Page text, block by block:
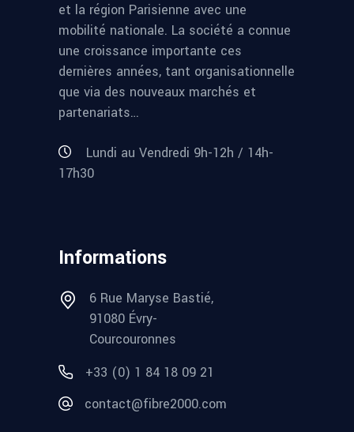
et la région Parisienne avec une
mobilité nationale. La société a connue
une croissance importante ces
dernières années, tant organisationnelle
que via des nouveaux marchés et
partenariats…
Lundi au Vendredi 9h-12h / 14h-
17h30
Informations
6 Rue Maryse Bastié,
91080 Évry-
Courcouronnes
+33 (0) 1 84 18 09 21
contact@fibre2000.com